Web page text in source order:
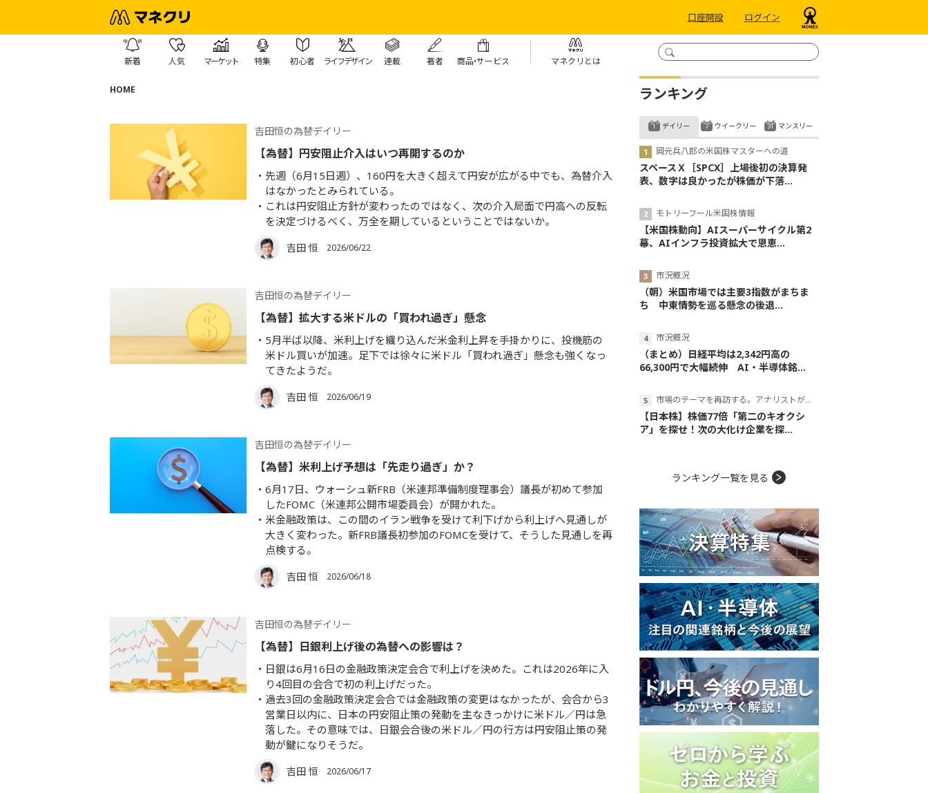
口座開設 ログイン
新着 人気 マーケット 特集 初心者 ライフデザイン 連載 著者 商品・サービス マネクリとは
HOME
吉田恒の為替デイリー
【為替】円安阻止介入はいつ再開するのか
先週（6月15日週）、160円を大きく超えて円安が広がる中でも、為替介入
はなかったとみられている。
これは円安阻止方針が変わったのではなく、次の介入局面で円高への反転
を決定づけるべく、万全を期しているということではないか。
吉田 恒 2026/06/22
吉田恒の為替デイリー
【為替】拡大する米ドルの「買われ過ぎ」懸念
5月半ば以降、米利上げを織り込んだ米金利上昇を手掛かりに、投機筋の
米ドル買いが加速。足下では徐々に米ドル「買われ過ぎ」懸念も強くなっ
てきたようだ。
吉田 恒 2026/06/19
吉田恒の為替デイリー
【為替】米利上げ予想は「先走り過ぎ」か？
6月17日、ウォーシュ新FRB（米連邦準備制度理事会）議長が初めて参加
したFOMC（米連邦公開市場委員会）が開かれた。
米金融政策は、この間のイラン戦争を受けて利下げから利上げへ見通しが
大きく変わった。新FRB議長初参加のFOMCを受けて、そうした見通しを再
点検する。
吉田 恒 2026/06/18
吉田恒の為替デイリー
【為替】日銀利上げ後の為替への影響は？
日銀は6月16日の金融政策決定会合で利上げを決めた。これは2026年に入
り4回目の会合で初の利上げだった。
過去3回の金融政策決定会合では金融政策の変更はなかったが、会合から3
営業日以内に、日本の円安阻止策の発動を主なきっかけに米ドル／円は急
落した。その意味では、日銀会合後の米ドル／円の行方は円安阻止策の発
動が鍵になりそうだ。
吉田 恒 2026/06/17
ランキング
デイリー
岡元兵八郎の米国株マスターへの道
スペースＸ［SPCX］上場後初の決算発
表、数字は良かったが株価が下落...
モトリーフール米国株情報
【米国株動向】AIスーパーサイクル第2
幕、AIインフラ投資拡大で恩恵...
市況概況
（朝）米国市場では主要3指数がまちま
ち 中東情勢を巡る懸念の後退...
市況概況
（まとめ）日経平均は2,342円高の
66,300円で大幅続伸 AI・半導体銘...
市場のテーマを再訪する。アナリストが読み解くテーマの本質
【日本株】株価77倍「第二のキオクシ
ア」を探せ！次の大化け企業を探...
ウイークリー マンスリー
ランキング一覧を見る